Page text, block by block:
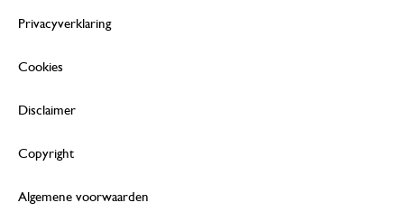
Privacyverklaring
Cookies
Disclaimer
Copyright
Algemene voorwaarden